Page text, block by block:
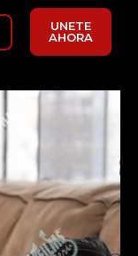
UNETE
AHORA